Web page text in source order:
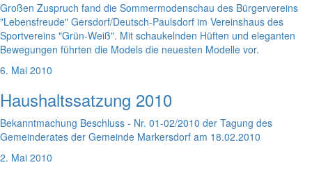
Großen Zuspruch fand die Sommermodenschau des Bürgervereins
"Lebensfreude" Gersdorf/Deutsch-Paulsdorf im Vereinshaus des
Sportvereins "Grün-Weiß". Mit schaukelnden Hüften und eleganten
Bewegungen führten die Models die neuesten Modelle vor.
6. Mai 2010
Haushaltssatzung 2010
Bekanntmachung Beschluss - Nr. 01-02/2010 der Tagung des
Gemeinderates der Gemeinde Markersdorf am 18.02.2010
2. Mai 2010